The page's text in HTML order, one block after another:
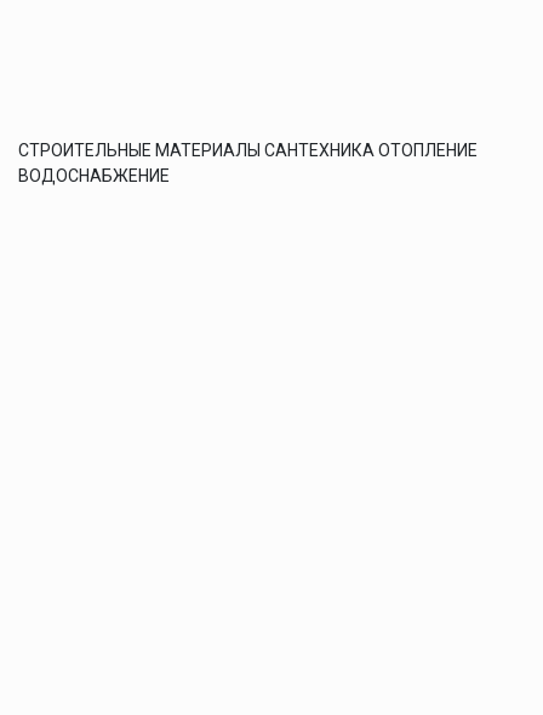
СТРОИТЕЛЬНЫЕ МАТЕРИАЛЫ САНТЕХНИКА ОТОПЛЕНИЕ
ВОДОСНАБЖЕНИЕ